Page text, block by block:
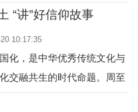
二届大公会议（梵二）精神
入世的动力。基督徒的力
过具体的关爱服
“讲”好信仰故事
10:17:35
化，是中华优秀传统文化与
交融共生的时代命题。周至
尚会本堂马均孝神父立足本